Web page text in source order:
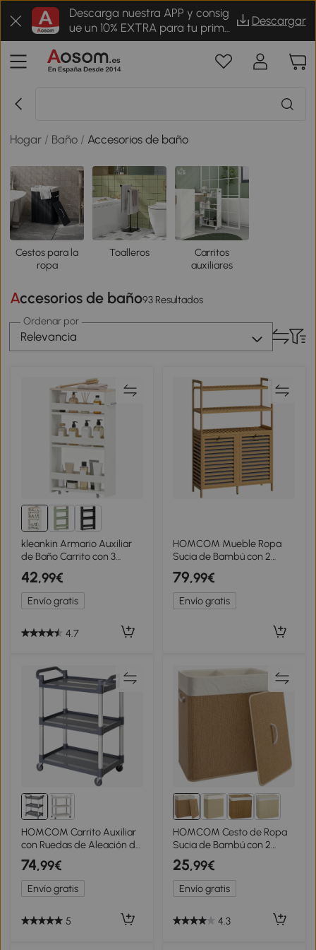
Descarga nuestra APP y consig
ue un 10% EXTRA para tu prime
r pedido
Descargar
Hogar / Baño / Accesorios de baño
Cestos para la
ropa
Toalleros
Carritos
auxiliares
Accesorios de baño93 Resultados
Ordenar por
Relevancia
kleankin Armario Auxiliar
de Baño Carrito con 3
Estantes y Ruedas para
Espacios Estrechos
50x13x67,5 cm Blanco
42,99€
Envío gratis
4.7
HOMCOM Mueble Ropa
Sucia de Bambú con 2
Cestos para Ropa Sucia
Inclinables 38,7 L y 3
Estantes 80x30x118 cm
Roble
79,99€
Envío gratis
HOMCOM Carrito Auxiliar
con Ruedas de Aleación de
Aluminio Carrito de Cocina
de 3 Niveles Carrito de
Almacenamiento Carga
105 kg para Comedor Sala
74,99€
Envío gratis
5
HOMCOM Cesto de Ropa
Sucia de Bambú con 2
Compartimentos Asas
para Facilitar el Uso y
Bolsas Desmontables
Lavables 52x32x63 cm
25,99€
Envío gratis
4.3